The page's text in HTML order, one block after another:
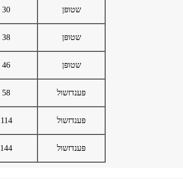
30 שטופּן
38 שטופּן
46 שטופּן
58 פּענדזשול
114 פּענדזשול
144 פּענדזשול